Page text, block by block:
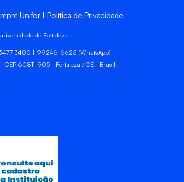
Unifor Política de Privacidade
de Fortaleza
3400 | 99246-6625 (WhatsApp)
CEP 60811-905 - Fortaleza / CE - Brasil